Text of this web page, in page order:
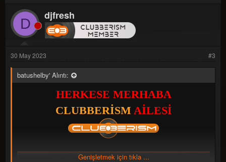
n
i
l
e
r
:
D
djfresh
30 May 2023 #3
batushelby' Alıntı:
HERKESE MERHABA
CLUBBERİSM AİLESİ
Genişletmek için tıkla ...